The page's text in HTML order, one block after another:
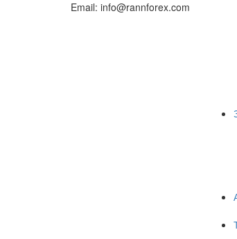
Email: info@rannforex.com